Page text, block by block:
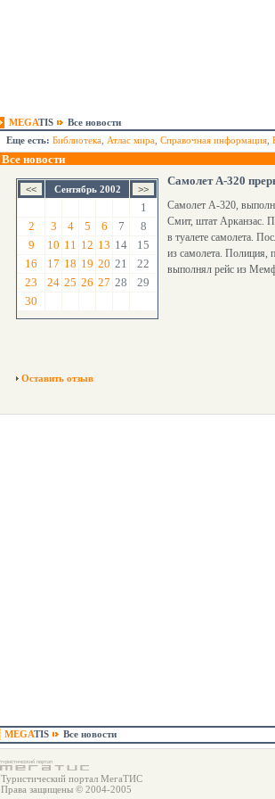
MEGATIS
Все новости
Еще есть: Библиотека Атлас мира Справочная информация
Все новости
Сентябрь 2002
1
2
3 4 5 6 7
8
9
10 11 12 13 14
15
16
17 18 19 20 21
22
23
24 25 26 27 28
29
30
Самолет A-320
Самолет A-320,
Смит, штат Арканзас.
в туалете самолета.
из самолета. Полиция,
выполнял рейс из
Оставить отзыв
MEGATIS Все новости
Туристический портал МегаТИС
Права защищены © 2004-2005